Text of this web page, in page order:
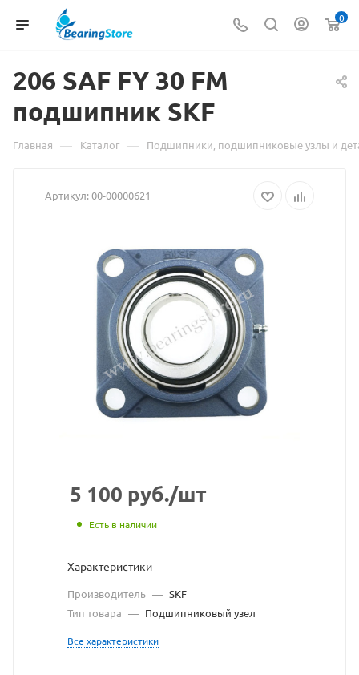
0
206 Материал
о
товаре
SAF
подшипник
SKF
взят
https://bearingstore.ru
по
ссылке
разрешения
владельца
сайта
SAF FY 30 FM
подшипник SKF
Главная — Каталог — Подшипники, подшипниковые узлы и
Артикул:00-00000621
5 100 руб./шт
Есть в наличии
Характеристики
Производитель — SKF
Тип товара — Подшипниковый узел
Все характеристики